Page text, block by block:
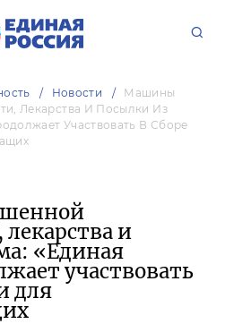
Новости
Машины
Лекарства И Посылки Из
Участвовать В Сборе
и
«Единая
участвовать
для